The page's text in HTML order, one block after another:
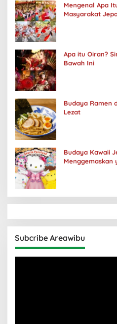
Mengenal Apa
Masyarakat
Apa itu Oiran?
Bawah Ini
Budaya Ramen
Lezat
Budaya Kawaii
Menggemaskan
Subcribe Areawibu